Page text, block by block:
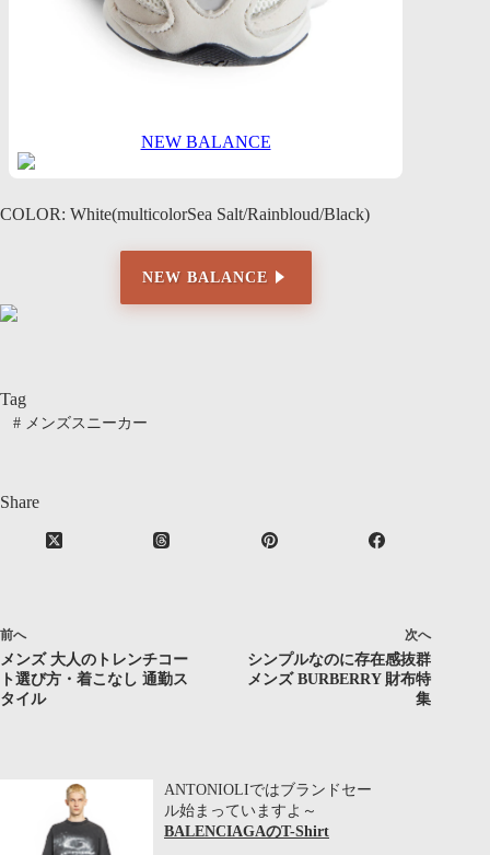
NEW BALANCE
COLOR: White(multicolorSea Salt/Rainbloud/Black)
NEW BALANCE
Tag
#メンズスニーカー
Share
前へ
メンズ 大人のトレンチコー
ト選び方・着こなし 通勤ス
タイル
次へ
シンプルなのに存在感抜群
メンズ BURBERRY 財布特
集
ANTONIOLIではブランドセー
ル始まっていますよ～
BALENCIAGAのT-Shirt